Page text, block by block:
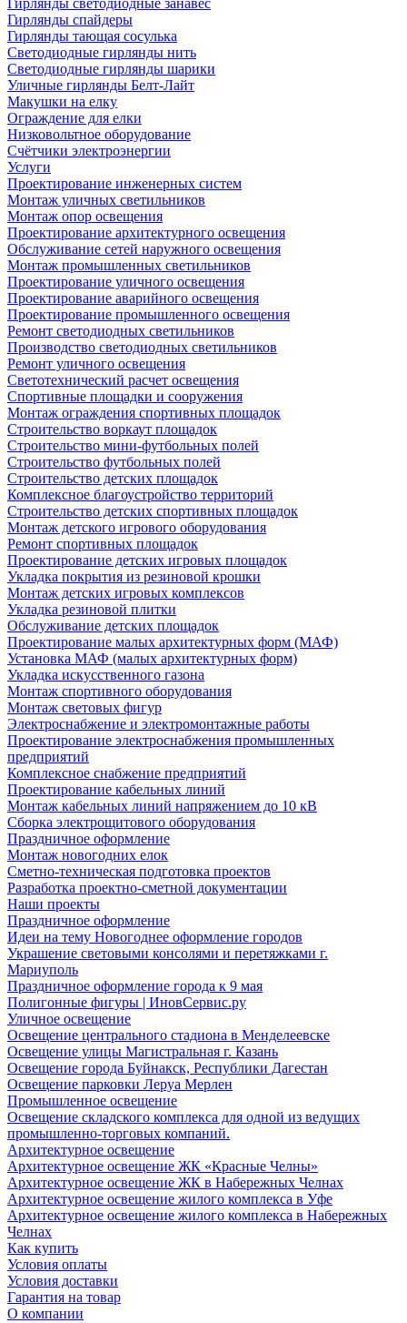
Гирлянды светодиодные занавес
Гирлянды спайдеры
Гирлянды тающая сосулька
Светодиодные гирлянды нить
Светодиодные гирлянды шарики
Уличные гирлянды Белт-Лайт
Макушки на елку
Ограждение для елки
Низковольтное оборудование
Счётчики электроэнергии
Услуги
Проектирование инженерных систем
Монтаж уличных светильников
Монтаж опор освещения
Проектирование архитектурного освещения
Обслуживание сетей наружного освещения
Монтаж промышленных светильников
Проектирование уличного освещения
Проектирование аварийного освещения
Проектирование промышленного освещения
Ремонт светодиодных светильников
Производство светодиодных светильников
Ремонт уличного освещения
Светотехнический расчет освещения
Спортивные площадки и сооружения
Монтаж ограждения спортивных площадок
Строительство воркаут площадок
Строительство мини-футбольных полей
Строительство футбольных полей
Строительство детских площадок
Комплексное благоустройство территорий
Строительство детских спортивных площадок
Монтаж детского игрового оборудования
Ремонт спортивных площадок
Проектирование детских игровых площадок
Укладка покрытия из резиновой крошки
Монтаж детских игровых комплексов
Укладка резиновой плитки
Обслуживание детских площадок
Проектирование малых архитектурных форм (МАФ)
Установка МАФ (малых архитектурных форм)
Укладка искусственного газона
Монтаж спортивного оборудования
Монтаж световых фигур
Электроснабжение и электромонтажные работы
Проектирование электроснабжения промышленных
предприятий
Комплексное снабжение предприятий
Проектирование кабельных линий
Монтаж кабельных линий напряжением до 10 кВ
Сборка электрощитового оборудования
Праздничное оформление
Монтаж новогодних елок
Сметно-техническая подготовка проектов
Разработка проектно-сметной документации
Наши проекты
Праздничное оформление
Идеи на тему Новогоднее оформление городов
Украшение световыми консолями и перетяжками г.
Мариуполь
Праздничное оформление города к 9 мая
Полигонные фигуры | ИновСервис.ру
Уличное освещение
Освещение центрального стадиона в Менделеевске
Освещение улицы Магистральная г. Казань
Освещение города Буйнакск, Республики Дагестан
Освещение парковки Леруа Мерлен
Промышленное освещение
Освещение складского комплекса для одной из ведущих
промышленно-торговых компаний.
Архитектурное освещение
Архитектурное освещение ЖК «Красные Челны»
Архитектурное освещение ЖК в Набережных Челнах
Архитектурное освещение жилого комплекса в Уфе
Архитектурное освещение жилого комплекса в Набережных
Челнах
Как купить
Условия оплаты
Условия доставки
Гарантия на товар
О компании